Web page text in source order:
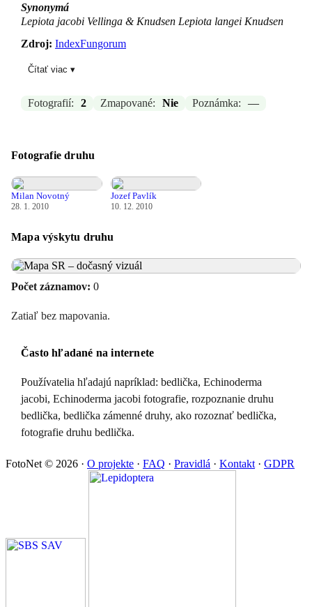
Synonymá
Lepiota jacobi Vellinga & Knudsen Lepiota langei Knudsen
Zdroj: IndexFungorum
Aktualizované: Braňo Ivčič, 18.03.2026 15:49
Čítať viac ▾
Fotografií: 2 Zmapované: Nie Poznámka: —
Fotografie druhu
Milan Novotný
28. 1. 2010
Jozef Pavlík
10. 12. 2010
Mapa výskytu druhu
Počet záznamov: 0
Zatiaľ bez mapovania.
Často hľadané na internete
Používatelia hľadajú napríklad: bedlička, Echinoderma
jacobi, Echinoderma jacobi fotografie, rozpoznanie druhu
bedlička, bedlička zámenné druhy, ako rozoznať bedlička,
fotografie druhu bedlička.
FotoNet © 2026 · O projekte · FAQ · Pravidlá · Kontakt · GDPR